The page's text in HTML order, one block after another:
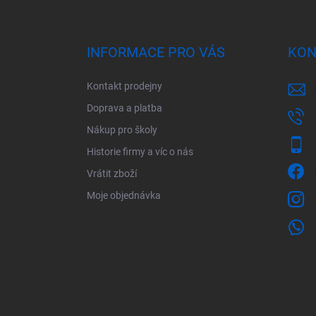
INFORMACE PRO VÁS
Kontakt prodejny
Doprava a platba
Nákup pro školy
Historie firmy a víc o nás
Vrátit zboží
Moje objednávka